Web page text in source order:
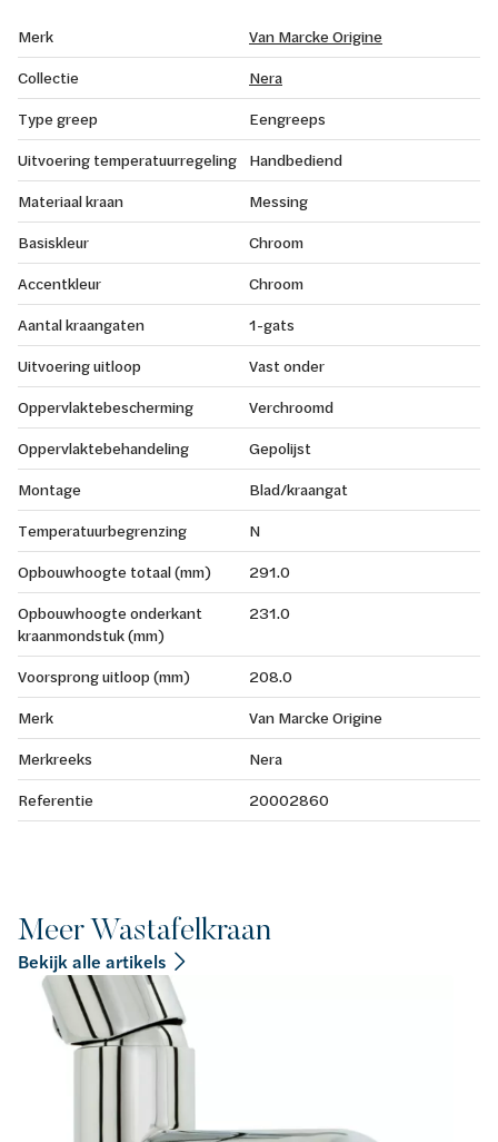
Merk
Van Marcke Origine
Collectie
Nera
Type greep
Eengreeps
Uitvoering temperatuurregeling
Handbediend
Materiaal kraan
Messing
Basiskleur
Chroom
Accentkleur
Chroom
Aantal kraangaten
1-gats
Uitvoering uitloop
Vast onder
Oppervlaktebescherming
Verchroomd
Oppervlaktebehandeling
Gepolijst
Montage
Blad/kraangat
Temperatuurbegrenzing
N
Opbouwhoogte totaal (mm)
291.0
Opbouwhoogte onderkant
kraanmondstuk (mm)
231.0
Voorsprong uitloop (mm)
208.0
Merk
Van Marcke Origine
Merkreeks
Nera
Referentie
20002860
Meer Wastafelkraan
Bekijk alle artikels